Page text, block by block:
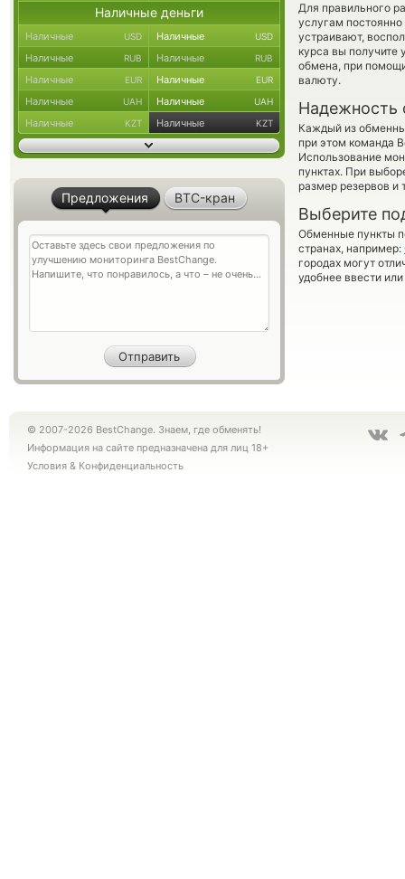
Для правильного
услугам
устраивают,
курса вы получите
обмена, при
валюту.
Надежность
Каждый из
при этом команда
Использование
пунктах. При
размер резервов и
Выберите
Обменные пункты
странах, например:
городах могут
удобнее ввести
Наличные деньги
Наличные USD Наличные USD
Наличные RUB Наличные RUB
Наличные EUR Наличные EUR
Наличные UAH Наличные UAH
Наличные KZT Наличные KZT
Предложения BTC-кран
© 2007-2026 BestChange. Знаем, где обменять!
Информация на сайте предназначена для лиц 18+
Условия & Конфиденциальность